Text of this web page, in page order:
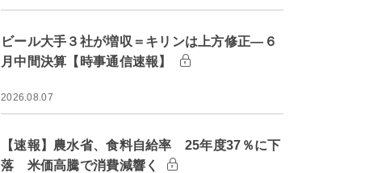
ビール大手３社が増収＝キリンは上方修正―６
月中間決算【時事通信速報】
2026.08.07
【速報】農水省、食料自給率 25年度37％に下
落 米価高騰で消費減響く